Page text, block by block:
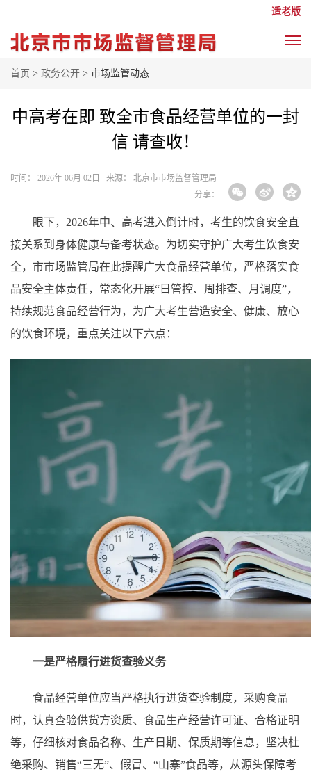
适老版
首页 > 政务公开 > 市场监管动态
中高考在即 致全市食品经营单位的一封
信 请查收！
时间： 2026年 06月 02日 来源： 北京市市场监督管理局
分享：
眼下，2026年中、高考进入倒计时，考生的饮食安全直
接关系到身体健康与备考状态。为切实守护广大考生饮食安
全，市市场监管局在此提醒广大食品经营单位，严格落实食
品安全主体责任，常态化开展“日管控、周排查、月调度”，
持续规范食品经营行为，为广大考生营造安全、健康、放心
的饮食环境，重点关注以下六点：
一是严格履行进货查验义务
食品经营单位应当严格执行进货查验制度，采购食品
时，认真查验供货方资质、食品生产经营许可证、合格证明
等，仔细核对食品名称、生产日期、保质期等信息，坚决杜
绝采购、销售“三无”、假冒、“山寨”食品等，从源头保障考